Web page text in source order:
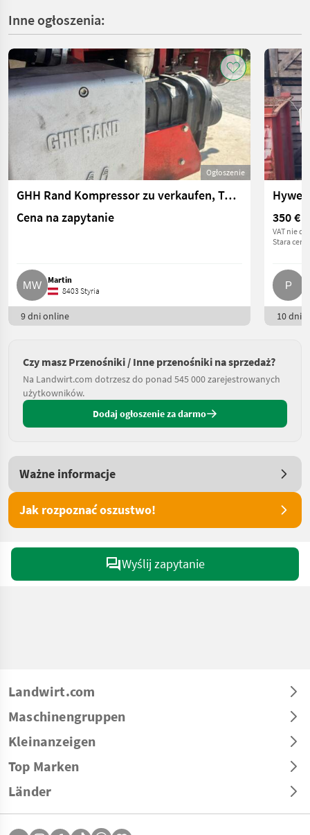
Inne ogłoszenia:
Ogłoszenie
GHH Rand Kompressor zu verkaufen, Typ CS85
Cena na zapytanie
Martin
8403 Styria
9 dni online
350 €
VAT nie
Stara cena
10 dni
Czy masz Przenośniki / Inne przenośniki na sprzedaż?
Na Landwirt.com dotrzesz do ponad 545 000 zarejestrowanych
użytkowników.
Dodaj ogłoszenie za darmo
Ważne informacje
Jak rozpoznać oszustwo!
Wyślij zapytanie
Landwirt.com
Maschinengruppen
Kleinanzeigen
Top Marken
Länder